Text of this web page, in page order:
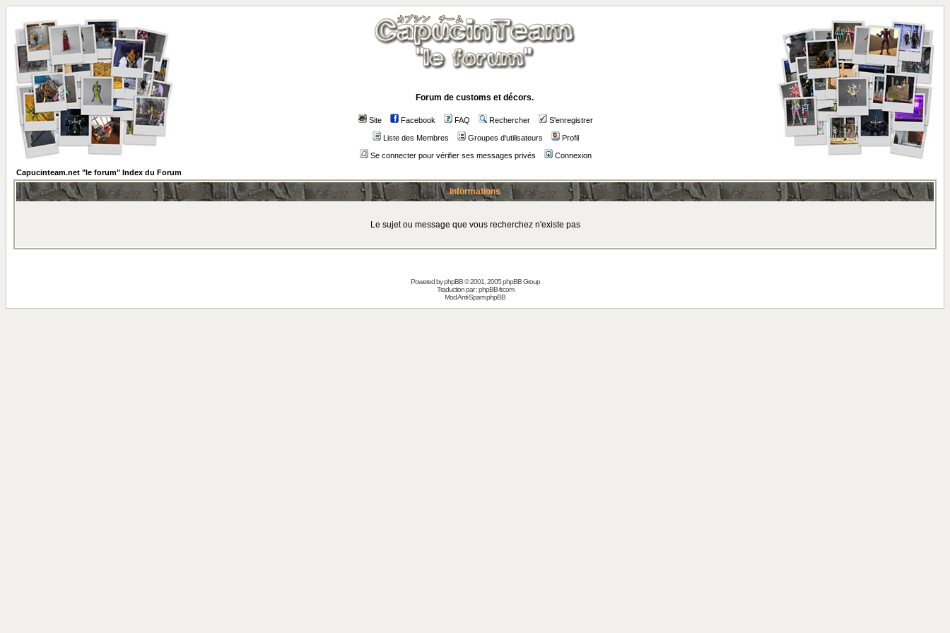
Forum de customs et décors.
Site Facebook FAQ Rechercher S'enregistrer
Liste des Membres Groupes d'utilisateurs Profil
Se connecter pour vérifier ses messages privés
Connexion
Capucinteam.net "le forum" Index du Forum
Informations
Le sujet ou message que vous recherchez n'existe pas
Powered byphpBB© 2001, 2005 phpBB Group
Traduction par :phpBB-fr.com
Mod Anti-Spam phpBB